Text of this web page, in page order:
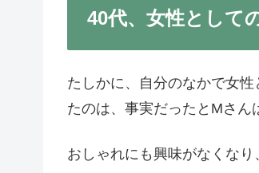
40代、女性として
たしかに、自分のなかで女
たのは、事実だったとMさん
おしゃれにも興味がなくな